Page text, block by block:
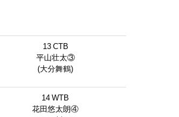
13 CTB
平山壮太③
(大分舞鶴)
14 WTB
花田悠太朗④